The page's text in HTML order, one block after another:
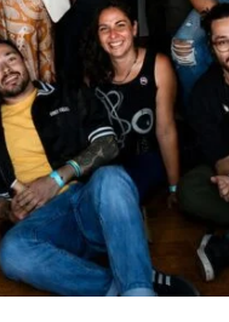
O
R
T
A
G
E
S
p
o
r
T